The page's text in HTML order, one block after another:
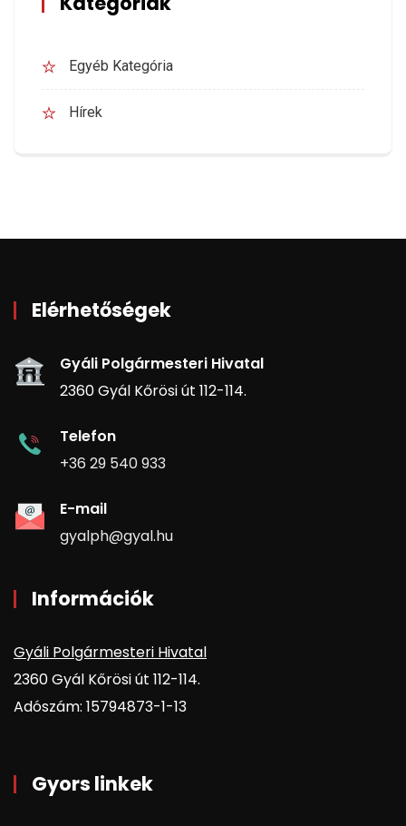
Egyéb Kategória
Hírek
Elérhetőségek
Gyáli Polgármesteri Hivatal
2360 Gyál Kőrösi út 112-114.
Telefon
+36 29 540 933
E-mail
gyalph@gyal.hu
Információk
Gyáli Polgármesteri Hivatal
2360 Gyál Kőrösi út 112-114.
Adószám: 15794873-1-13
Gyors linkek